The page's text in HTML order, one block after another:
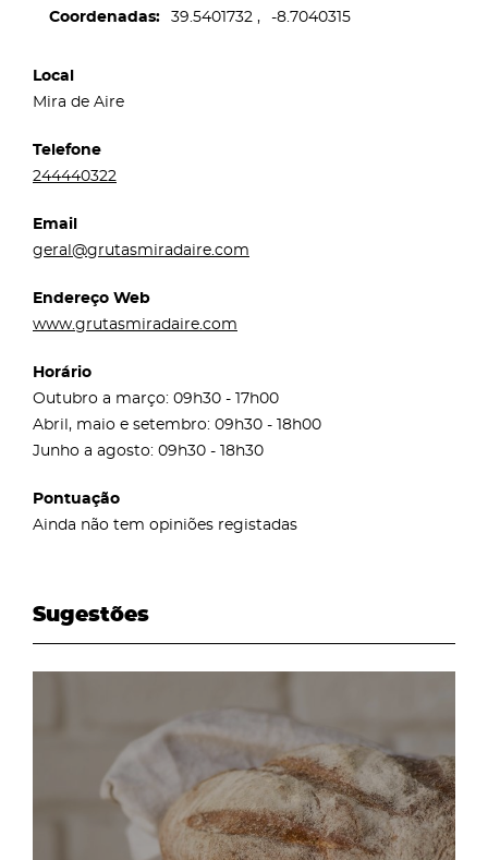
Coordenadas 39.5401732 -8.7040315
Local
Mira de Aire
Telefone
244440322
Email
geral@grutasmiradaire.com
Endereço Web
www.grutasmiradaire.com
Horário
Outubro a março: 09h30 - 17h00
Abril, maio e setembro: 09h30 - 18h00
Junho a agosto: 09h30 - 18h30
Pontuação
Ainda não tem opiniões registadas
Sugestões